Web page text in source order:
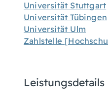
Universität Stuttgart
Universität Tübingen
Universität Ulm
Zahlstelle
Leistungsdetails